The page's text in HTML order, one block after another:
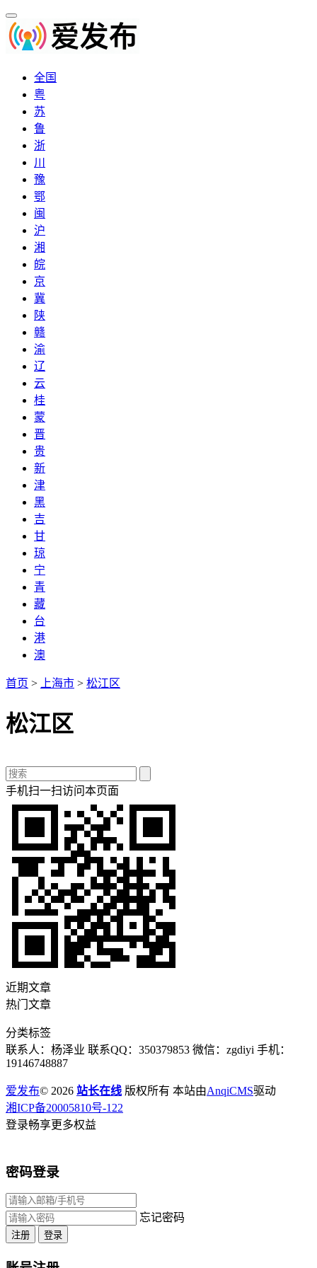
全国
粤
苏
鲁
浙
川
豫
鄂
闽
沪
湘
皖
京
冀
陕
赣
渝
辽
云
桂
蒙
晋
贵
新
津
黑
吉
甘
琼
宁
青
藏
台
港
澳
首页 > 上海市 > 松江区
松江区
手机扫一扫访问本页面
近期文章
热门文章
分类标签
联系人：杨泽业 联系QQ：350379853 微信：zgdiyi 手机：
19146748887
爱发布© 2026 站长在线 版权所有 本站由AnqiCMS驱动
湘ICP备20005810号-122
登录畅享更多权益
密码登录
忘记密码
注册 登录